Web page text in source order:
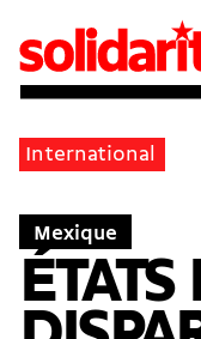
International
Mexique
ÉTATS